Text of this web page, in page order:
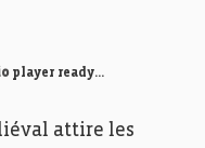
player ready...
attire les